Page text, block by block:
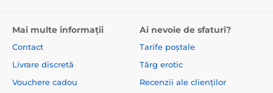
Mai multe informații
Contact
Livrare discretă
Vouchere cadou
Ai nevoie de sfaturi?
Tarife poștale
Târg erotic
Recenzii ale clienților